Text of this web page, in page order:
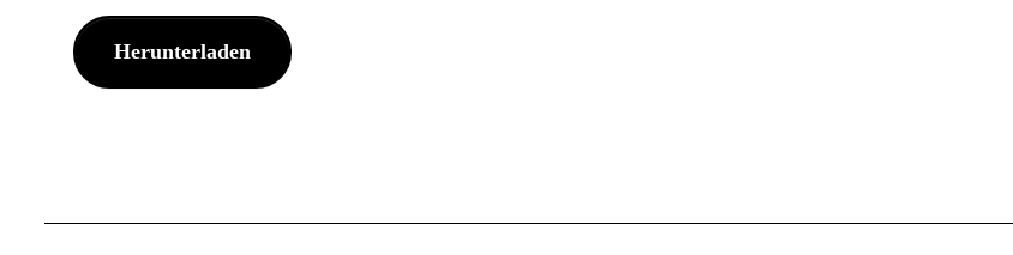
Herunterladen